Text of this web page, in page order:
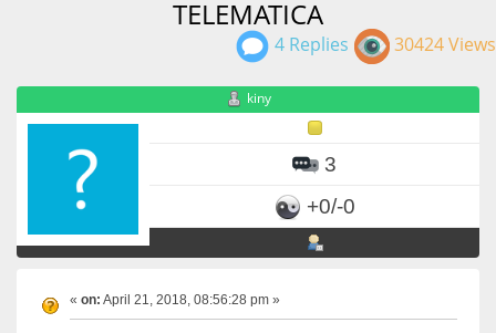
TELEMATICA
4 Replies 30424 Views
kiny
3
+0/-0
« on: April 21, 2018, 08:56:28 pm »